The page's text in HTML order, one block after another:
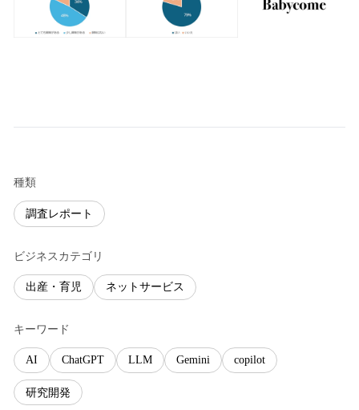
種類
調査レポート
ビジネスカテゴリ
出産・育児 ネットサービス
キーワード
AI ChatGPT LLM Gemini copilot
研究開発